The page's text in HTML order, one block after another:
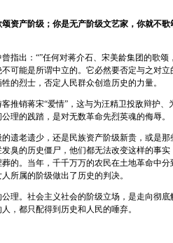
资产阶级；你是无产阶级文艺家，你就不
出：“”任何对蒋介石、宋美龄集团的歌颂
可能是所谓中立的。它必然要否定与之对
的烈士，否定人民群众创造历史的力量。
销蒋宋“爱情”，这与为汪精卫投敌辩护、
理的践踏，是对无数革命先烈英魂的侮辱。
老遗少，还是民族资产阶级新贵，或是那
臭的历史僵尸，他们都无法改变这样的事
的。当年，千千万万的农民在土地革命中分
所属的阶级做出了历史的判决。
。社会主义社会的阶级立场，是走向彻底
，都只配得到历史和人民的唾弃。